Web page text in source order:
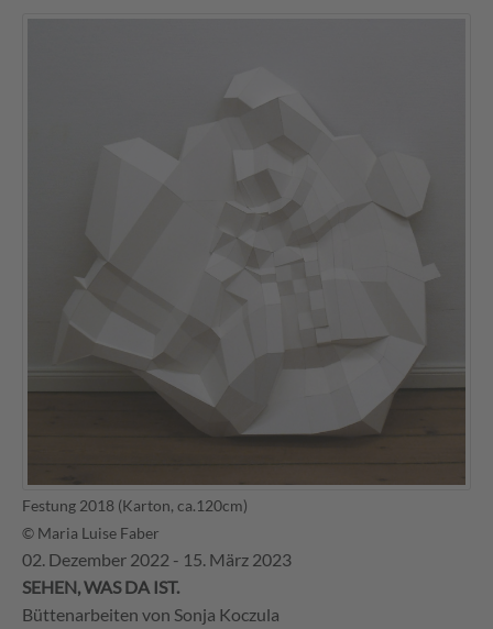
Festung 2018 (Karton, ca.120cm)
© Maria Luise Faber
02. Dezember 2022 - 15. März 2023
SEHEN, WAS DA IST.
Büttenarbeiten von Sonja Koczula